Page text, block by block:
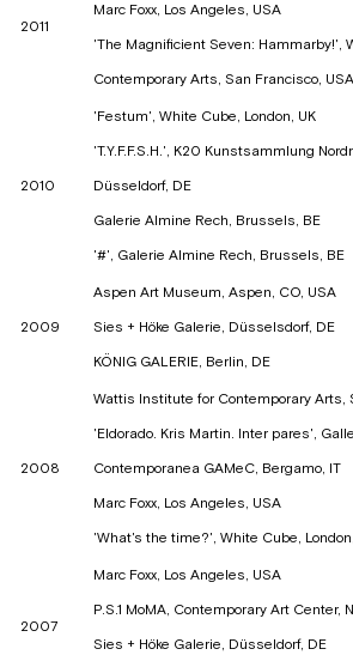
2011
Marc Foxx, Los Angeles, USA
'The Magnificient Seven: Hammarby!',
Contemporary Arts, San Francisco, USA
2010
'Festum', White Cube, London, UK
'T.Y.F.F.S.H.', K20 Kunstsammlung
Düsseldorf, DE
Galerie Almine Rech, Brussels, BE
'#', Galerie Almine Rech, Brussels, BE
2009
Aspen Art Museum, Aspen, CO, USA
Sies + Höke Galerie, Düsselsdorf, DE
KÖNIG GALERIE, Berlin, DE
2008
Wattis Institute for Contemporary Arts,
'Eldorado. Kris Martin. Inter pares',
Contemporanea GAMeC, Bergamo, IT
Marc Foxx, Los Angeles, USA
'What's the time?', White Cube,
2007
Marc Foxx, Los Angeles, USA
P.S.1 MoMA, Contemporary Art Center,
Sies + Höke Galerie, Düsseldorf, DE